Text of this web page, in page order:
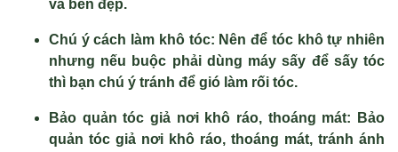
và bền đẹp.
Chú ý cách làm khô tóc: Nên để tóc khô tự nhiên
nhưng nếu buộc phải dùng máy sấy để sấy tóc
thì bạn chú ý tránh để gió làm rối tóc.
Bảo quản tóc giả nơi khô ráo, thoáng mát: Bảo
quản tóc giả nơi khô ráo, thoáng mát, tránh ánh